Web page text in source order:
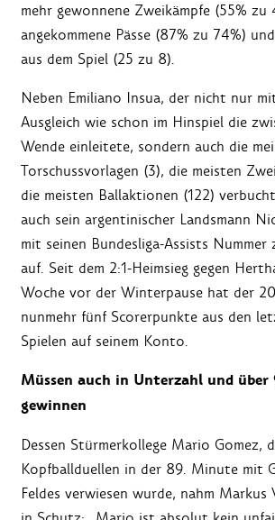
mehr gewonnene Zweikämpfe (55% zu
angekommene Pässe (87% zu 74%)
aus dem Spiel (25 zu 8).
Neben Emiliano Insua, der nicht nur
Ausgleich wie schon im Hinspiel die
Wende einleitete, sondern auch die
Torschussvorlagen (3), die meisten
die meisten Ballaktionen (122)
auch sein argentinischer Landsmann
mit seinen Bundesliga-Assists Nummer
auf. Seit dem 2:1-Heimsieg gegen
Woche vor der Winterpause hat der
nunmehr fünf Scorerpunkte aus den
Spielen auf seinem Konto.
Müssen auch in Unterzahl und
gewinnen
Dessen Stürmerkollege Mario Gomez,
Kopfballduellen in der 89. Minute mit
Feldes verwiesen wurde, nahm